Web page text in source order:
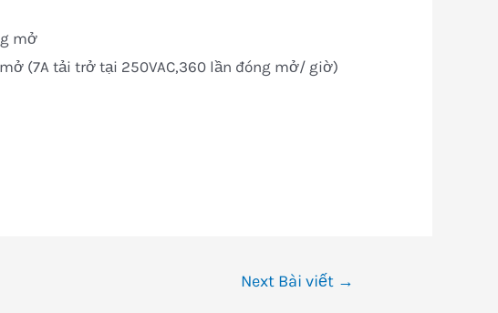
mở
tải trở tại 250VAC,360 lần đóng mở/ giờ)
Next Bài viết →